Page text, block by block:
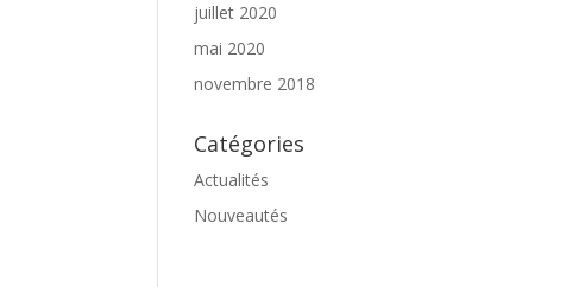
juillet 2020
mai 2020
novembre 2018
Catégories
Actualités
Nouveautés